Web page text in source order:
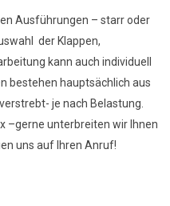
Ausführungen – starr oder
der Klappen,
kann auch individuell
bestehen hauptsächlich aus
je nach Belastung.
–gerne unterbreiten wir Ihnen
uns auf Ihren Anruf!